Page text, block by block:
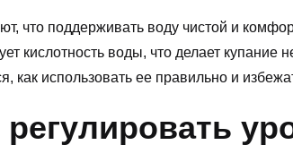
что поддерживать воду чистой и
кислотность воды, что делает
как использовать ее правильно и